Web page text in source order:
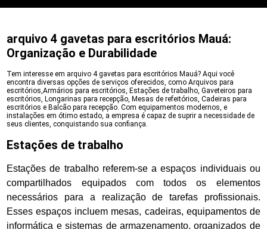
arquivo 4 gavetas para escritórios Mauá:
Organização e Durabilidade
Tem interesse em arquivo 4 gavetas para escritórios Mauá? Aqui você
encontra diversas opções de serviços oferecidos, como Arquivos para
escritórios,Armários para escritórios, Estações de trabalho, Gaveteiros para
escritórios, Longarinas para recepção, Mesas de refeitórios, Cadeiras para
escritórios e Balcão para recepção. Com equipamentos modernos, e
instalações em ótimo estado, a empresa é capaz de suprir a necessidade de
seus clientes, conquistando sua confiança.
Estações de trabalho
Estações de trabalho referem-se a espaços individuais ou
compartilhados equipados com todos os elementos
necessários para a realização de tarefas profissionais.
Esses espaços incluem mesas, cadeiras, equipamentos de
informática e sistemas de armazenamento, organizados de